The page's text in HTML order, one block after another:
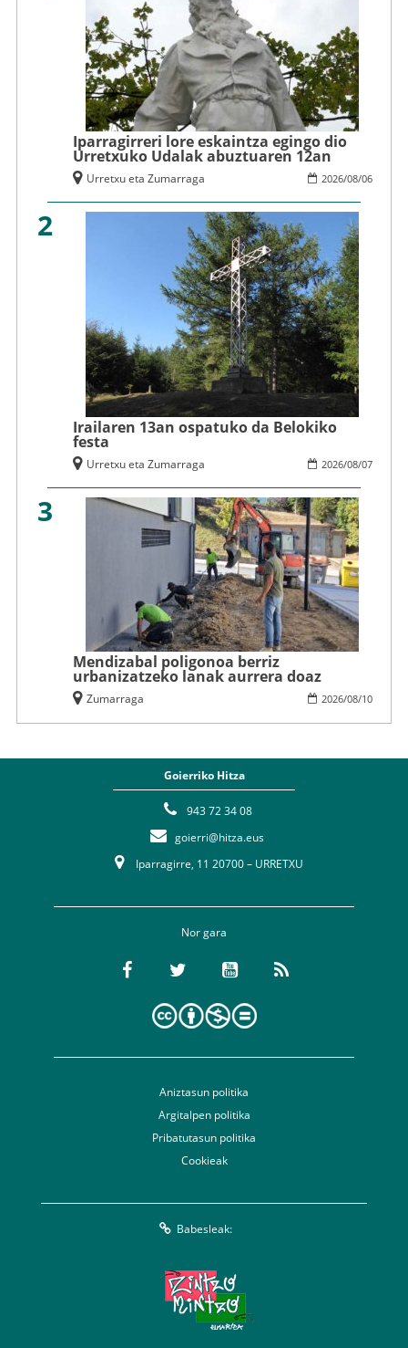
Iparragirreri lore eskaintza egingo dio
Urretxuko Udalak abuztuaren 12an
2026/08/06
Urretxu eta Zumarraga
2
Irailaren 13an ospatuko da Belokiko
festa
2026/08/07
Urretxu eta Zumarraga
3
Mendizabal poligonoa berriz
urbanizatzeko lanak aurrera doaz
2026/08/10
Zumarraga
Goierriko Hitza
943 72 34 08
goierri@hitza.eus
Iparragirre, 11 20700 – URRETXU
Nor gara
Aniztasun politika
Argitalpen politika
Pribatutasun politika
Cookieak
Babesleak: